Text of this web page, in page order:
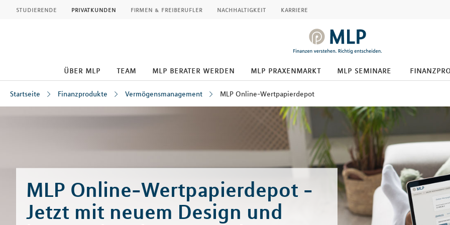
studierende privatkunden firmen & freiberufler nachhaltigkeit karriere
über mlp team mlp berater werden mlp praxenmarkt mlp seminare
Startseite Finanzprodukte Vermögensmanagement MLP Online-Wertpapierdepot
MLP Online-Wertpapierdepot -
Jetzt mit neuem Design und